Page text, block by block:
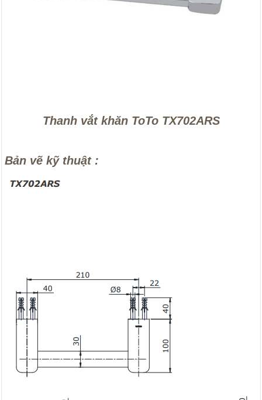
Thanh vắt khăn ToTo TX702ARS
Bản vẽ kỹ thuật :